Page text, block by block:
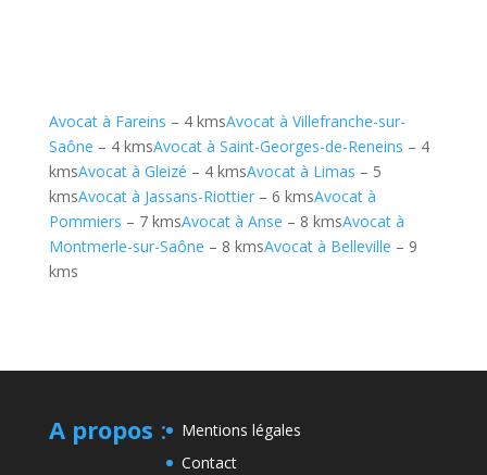
Avocat à Fareins – 4 kmsAvocat à Villefranche-sur-
Saône – 4 kmsAvocat à Saint-Georges-de-Reneins – 4
kmsAvocat à Gleizé – 4 kmsAvocat à Limas – 5
kmsAvocat à Jassans-Riottier– 6 kmsAvocat à
Pommiers – 7 kmsAvocat à Anse – 8 kmsAvocat à
Montmerle-sur-Saône – 8 kmsAvocat à Belleville – 9
kms
A propos :
Mentions légales
Contact